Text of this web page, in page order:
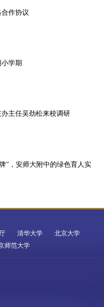
作协议
学期
主任吴劲松来校调研
”，安师大附中的绿色育人实
清华大学
北京大学
师范大学